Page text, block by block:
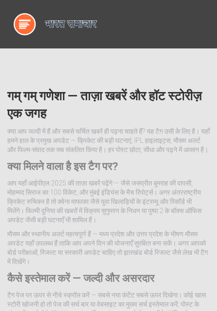
गम् गम् गणेशा — ताज़ा खबरें और हॉट स्टोरीज़
एक जगह
क्या आप जल्दी में हैं और सबसे चर्चित खबरें ही पढ़ना चाहते हैं? यह टैग उसी के लिए है। यहाँ
हमने हाल के प्रमुख अपडेट — क्रिकेट की बड़ी घटनाएं, IPL हाइलाइट्स, मौसम अलर्ट
और फिल्म-संवाद तक सब संकलित किया है। हर पोस्ट छोटा, सीधा और पढ़ने में आसान है।
क्या मिलने वाला है इस टैग पर?
आप यहाँ आईपीएल 2025 की ताज़ा खबरें पढ़ेंगे — जैसे जसप्रीत बुमराह की वापसी,
मोहम्मद सिराज का 100 विकेट, और मुंबई इंडियंस के मैच रिपोर्ट्स। अगर अंतरराष्ट्रीय
क्रिकेट रुचिकर है तो क्वेना माफाका जैसे युवा खिलाड़ियों के इंटरव्यू और रिकॉर्ड भी
मिलेंगे। फिल्मी दुनिया की खबरों में विक्रम सुगुमरन के निधन या पुष्पा 2 के बॉक्स ऑफिस
अपडेट जैसी बड़ी घटनाएँ भी शामिल हैं।
मौसम और स्थानीय अलर्ट महत्वपूर्ण हैं — मध्य प्रदेश और उत्तर प्रदेश के भीषण मौसम
अपडेट यहाँ उपलब्ध हैं ताकि आप अपने दिन की योजनाएँ सुरक्षित बना सकें। अगर आपको
बोर्ड परीक्षाओं, रिजल्ट या सरकारी अपडेट चाहिए तो झारखंड बोर्ड रिजल्ट जैसे लेख भी टैग
में दिखेंगे।
कैसे इस्तेमाल करें — जल्दी और असरदार
टैग पेज पर ऊपर से नीचे स्क्रॉल करें — सबसे नया कंटेंट सबसे ऊपर दिखेगा। कोई खास
स्टोरी खोजनी हो तो पेज की सर्च बार या वेबसाइट का मुख्य सर्च इस्तेमाल करें; पोस्ट के